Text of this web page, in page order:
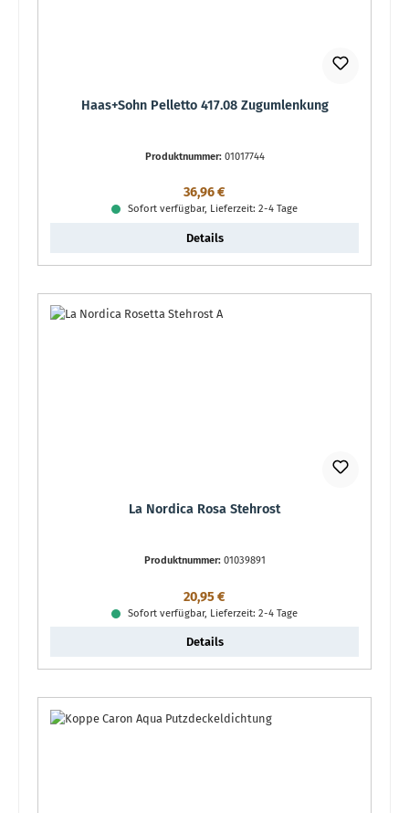
Haas+Sohn Pelletto 417.08 Zugumlenkung
Produktnummer: 01017744
Regulärer Preis:
36,96 €
Sofort verfügbar, Lieferzeit: 2-4 Tage
Details
La Nordica Rosa Stehrost
Produktnummer: 01039891
Regulärer Preis:
20,95 €
Sofort verfügbar, Lieferzeit: 2-4 Tage
Details